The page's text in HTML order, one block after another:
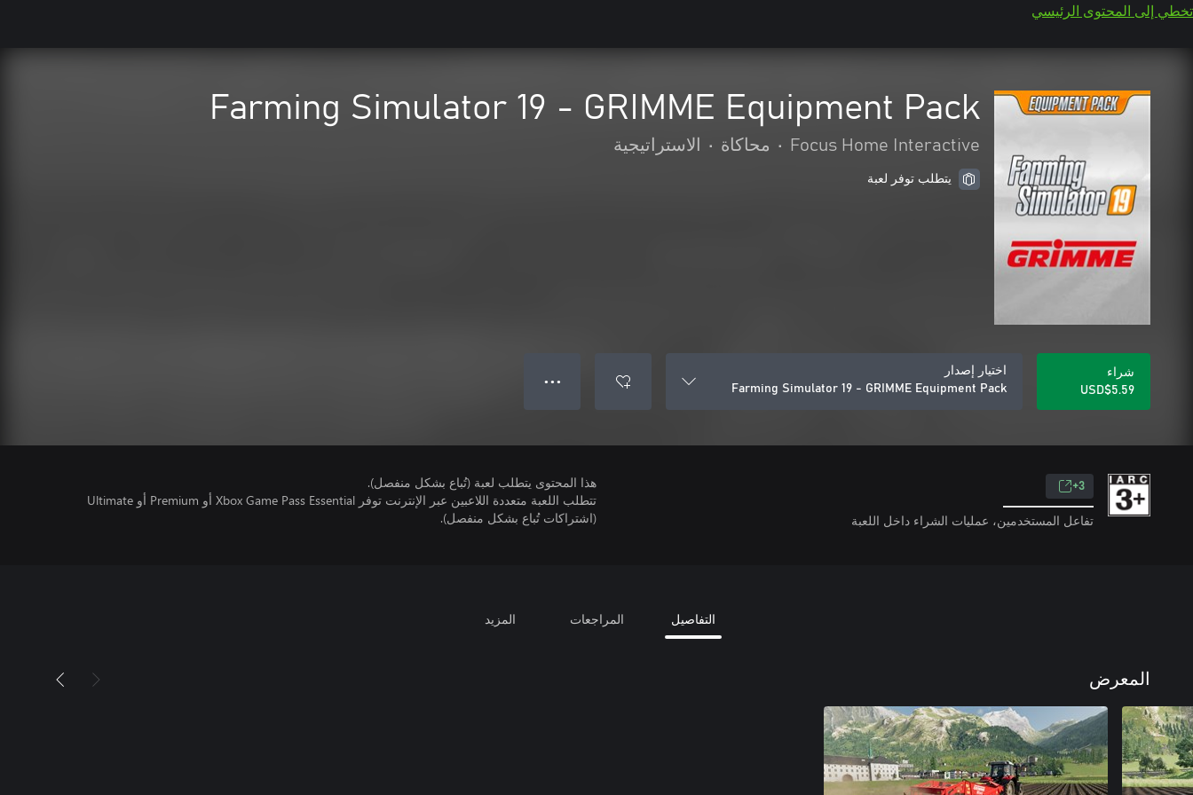
تخطي إلى المحتوى الرئيسي
Farming Simulator 19 - GRIMME Equipment Pack
Focus Home Interactive
• محاكاة • الاستراتيجية
يتطلب توفر لعبة
شراء
USD$5.59
اختيار إصدار
Farming Simulator 19 - GRIMME Equipment Pack
● ● ●
3+
تفاعل المستخدمين، عمليات الشراء داخل اللعبة
هذا المحتوى يتطلب لعبة (تُباع بشكل منفصل).
تتطلب اللعبة متعددة اللاعبين عبر الإنترنت توفر Xbox Game Pass Essential أو Premium أو Ultimate
(اشتراكات تُباع بشكل منفصل).
التفاصيل المراجعات المزيد
المعرض